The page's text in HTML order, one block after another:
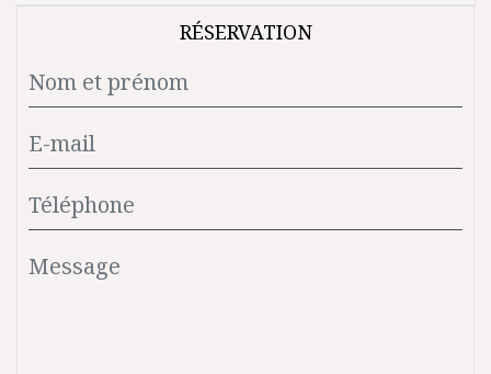
RÉSERVATION